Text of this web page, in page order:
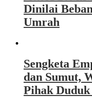
Dinilai
Umrah
Sengketa
dan Sumut,
Pihak Duduk